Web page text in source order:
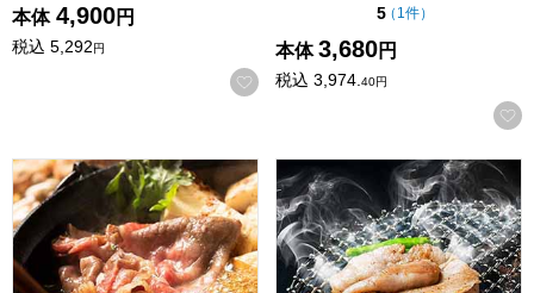
本体 4,900円
税込 5,292円
お気に入りに登録する
5点（5点満点中）
（ 1件の評価
）
本体 3,680円
税込 3,974. 40円
肉のアオノ A5黒毛和牛切りおとし 400g【おいしいお取り寄
焼肉用トントロ 500g×2パッ